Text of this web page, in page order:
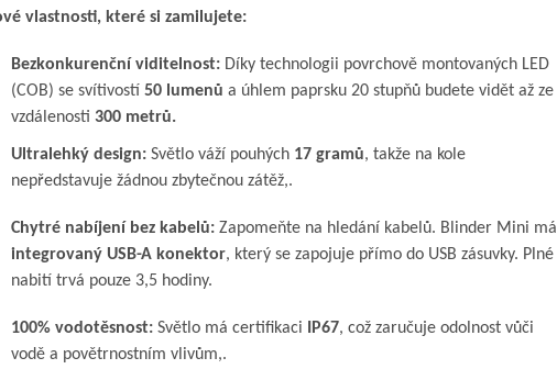
vlastnosti, které si zamilujete:
Bezkonkurenční viditelnost: Díky technologii povrchově montovaných LED
(COB) se svítivostí 50 lumenů a úhlem paprsku 20 stupňů budete vidět až ze
vzdálenosti 300 metrů.
Ultralehký design: Světlo váží pouhých 17 gramů, takže na kole
nepředstavuje žádnou zbytečnou zátěž,.
Chytré nabíjení bez kabelů: Zapomeňte na hledání kabelů. Blinder Mini má
integrovaný USB-A konektor, který se zapojuje přímo do USB zásuvky. Plné
nabití trvá pouze 3,5 hodiny.
100% vodotěsnost: Světlo má certifikaci IP67, což zaručuje odolnost vůči
vodě a povětrnostním vlivům,.